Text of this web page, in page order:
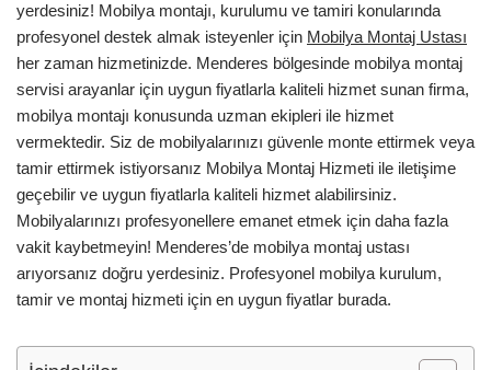
yerdesiniz! Mobilya montajı, kurulumu ve tamiri konularında
profesyonel destek almak isteyenler için Mobilya Montaj Ustası
her zaman hizmetinizde. Menderes bölgesinde mobilya montaj
servisi arayanlar için uygun fiyatlarla kaliteli hizmet sunan firma,
mobilya montajı konusunda uzman ekipleri ile hizmet
vermektedir. Siz de mobilyalarınızı güvenle monte ettirmek veya
tamir ettirmek istiyorsanız Mobilya Montaj Hizmeti ile iletişime
geçebilir ve uygun fiyatlarla kaliteli hizmet alabilirsiniz.
Mobilyalarınızı profesyonellere emanet etmek için daha fazla
vakit kaybetmeyin! Menderes’de mobilya montaj ustası
arıyorsanız doğru yerdesiniz. Profesyonel mobilya kurulum,
tamir ve montaj hizmeti için en uygun fiyatlar burada.